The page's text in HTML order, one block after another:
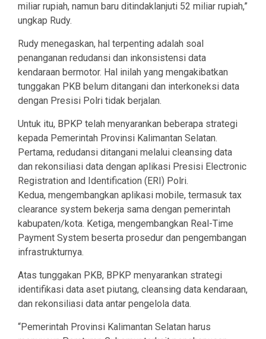
miliar rupiah, namun baru ditindaklanjuti 52 miliar rupiah,”
ungkap Rudy.
Rudy menegaskan, hal terpenting adalah soal
penanganan redudansi dan inkonsistensi data
kendaraan bermotor. Hal inilah yang mengakibatkan
tunggakan PKB belum ditangani dan interkoneksi data
dengan Presisi Polri tidak berjalan.
Untuk itu, BPKP telah menyarankan beberapa strategi
kepada Pemerintah Provinsi Kalimantan Selatan.
Pertama, redudansi ditangani melalui cleansing data
dan rekonsiliasi data dengan aplikasi Presisi Electronic
Registration and Identification (ERI) Polri.
Kedua, mengembangkan aplikasi mobile, termasuk tax
clearance system bekerja sama dengan pemerintah
kabupaten/kota. Ketiga, mengembangkan Real-Time
Payment System beserta prosedur dan pengembangan
infrastrukturnya.
Atas tunggakan PKB, BPKP menyarankan strategi
identifikasi data aset piutang, cleansing data kendaraan,
dan rekonsiliasi data antar pengelola data.
“Pemerintah Provinsi Kalimantan Selatan harus